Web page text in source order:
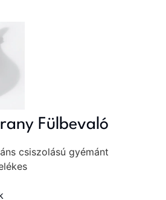
Fülbevaló
csiszolású gyémánt